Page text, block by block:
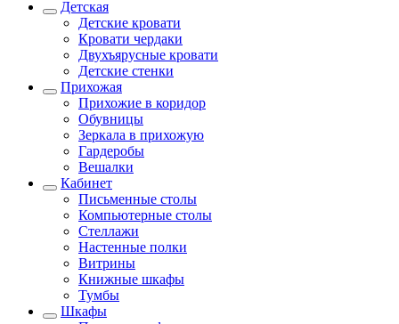
Детская
Детские кровати
Кровати чердаки
Двухъярусные кровати
Детские стенки
Прихожая
Прихожие в коридор
Обувницы
Зеркала в прихожую
Гардеробы
Вешалки
Кабинет
Письменные столы
Компьютерные столы
Стеллажи
Настенные полки
Витрины
Книжные шкафы
Тумбы
Шкафы